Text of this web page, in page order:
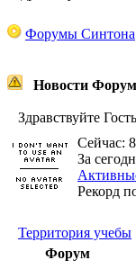
Форумы Синтона
Новости
Здравствуйте
Сейчас:
За
Рекорд
Территория учебы
Форум